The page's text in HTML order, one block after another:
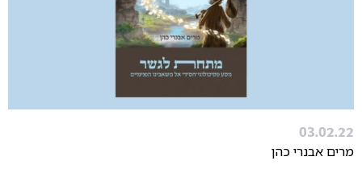
03.02.22
מרים אבנרי כהן